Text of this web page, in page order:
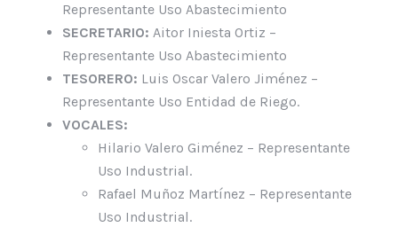
Representante Uso Abastecimiento
SECRETARIO: Aitor Iniesta Ortiz –
Representante Uso Abastecimiento
TESORERO: Luis Oscar Valero Jiménez –
Representante Uso Entidad de Riego.
VOCALES:
Hilario Valero Giménez – Representante
Uso Industrial.
Rafael Muñoz Martínez – Representante
Uso Industrial.